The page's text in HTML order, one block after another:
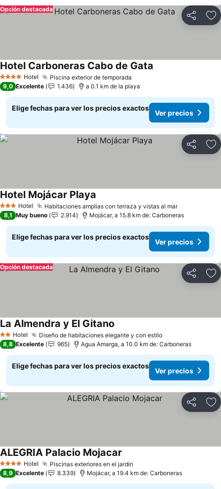
Compartir
Opción destacada
4 EstrellasHotel Piscina exterior de temporada
Hotel Carboneras Cabo de Gata
9,0 Excelente 1.436 a 0.1 km de la playa
Elige fechas para ver los precios exactos
Ver precios
Compartir
3 Estrellas
Hotel Habitaciones amplias con terraza y vistas al mar
Hotel Mojácar Playa
8,1 Muy bueno 2.914 Mojácar, a 15.8 km de: Carboneras
Elige fechas para ver los precios exactos
Ver precios
Compartir
Opción destacada
2 Estrellas
Hotel Diseño de habitaciones elegante y con estilo
La Almendra y El Gitano
8,8 Excelente 965 Agua Amarga, a 10.0 km de: Carboneras
Elige fechas para ver los precios exactos
Ver precios
Compartir
4 EstrellasHotel Piscinas exteriores en el jardín
ALEGRIA Palacio Mojacar
8,9 Excelente 8.339 Mojácar, a 19.4 km de: Carboneras